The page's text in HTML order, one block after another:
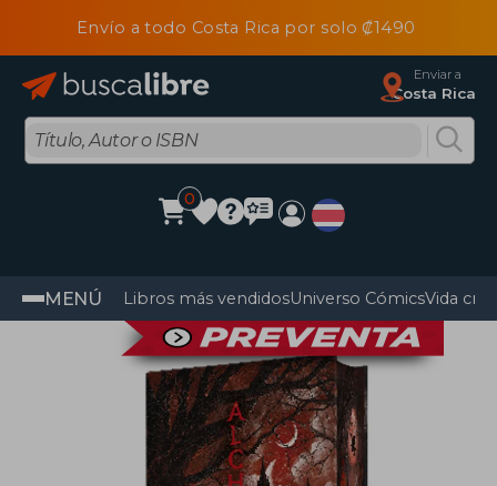
Envío a todo Costa Rica por solo ₡1490
Enviar a
Costa Rica
0
MENÚ Libros más vendidosUniverso CómicsVida